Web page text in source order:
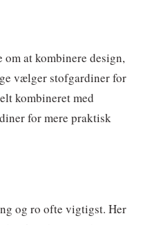
at kombinere design,
vælger stofgardiner for
kombineret med
for mere praktisk
og ro ofte vigtigst. Her